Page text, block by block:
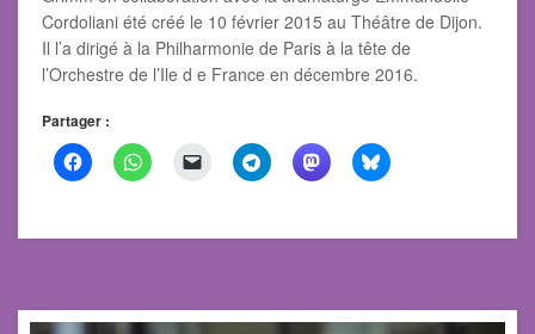
Cordoliani été créé le 10 février 2015 au Théâtre de Dijon.
Il l’a dirigé à la Philharmonie de Paris à la tête de
l’Orchestre de l’Ile d e France en décembre 2016.
Partager :